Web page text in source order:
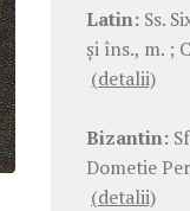
Latin: Ss.
şi îns., m. ;
(detalii)
Bizantin:
Dometie
(detalii)